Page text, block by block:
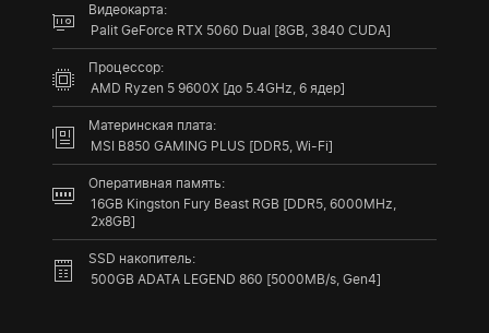
Видеокарта:
Palit GeForce RTX 5060 Dual [8GB, 3840 CUDA]
Процессор:
AMD Ryzen 5 9600X [до 5.4GHz, 6 ядер]
Материнская плата:
MSI B850 GAMING PLUS [DDR5, Wi-Fi]
Оперативная память:
16GB Kingston Fury Beast RGB [DDR5, 6000MHz,
2x8GB]
SSD накопитель:
500GB ADATA LEGEND 860 [5000MB/s, Gen4]